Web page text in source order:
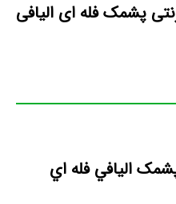
پشمک فله ای الیافی
اليافي فله اي